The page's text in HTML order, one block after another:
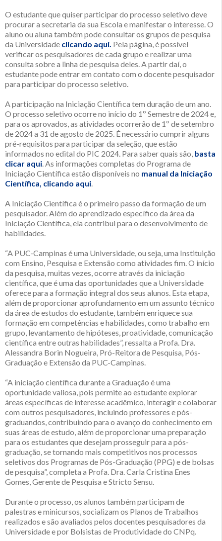
O estudante que quiser participar do processo seletivo deve
procurar a secretaria da sua Escola e manifestar o interesse. O
aluno ou aluna também pode consultar os grupos de pesquisa
da Universidade clicando aqui. Pela página, é possível
verificar os pesquisadores de cada grupo e realizar uma
consulta sobre a linha de pesquisa deles. A partir daí, o
estudante pode entrar em contato com o docente pesquisador
para participar do processo seletivo.
A participação na Iniciação Científica tem duração de um ano.
O processo seletivo ocorre no início do 1º Semestre de 2024 e,
para os aprovados, as atividades ocorrerão de 1º de setembro
de 2024 a 31 de agosto de 2025. É necessário cumprir alguns
pré-requisitos para participar da seleção, que estão
informados no edital do PIC 2024. Para saber quais são, basta
clicar aqui. As informações completas do Programa de
Iniciação Científica estão disponíveis no manual da Iniciação
Científica, clicando aqui.
A Iniciação Científica é o primeiro passo da formação de um
pesquisador. Além do aprendizado específico da área da
Iniciação Científica, ela contribui para o desenvolvimento de
habilidades.
“A PUC-Campinas é uma Universidade, ou seja, uma Instituição
com Ensino, Pesquisa e Extensão como atividades fim. O início
da pesquisa, muitas vezes, ocorre através da iniciação
científica, que é uma das oportunidades que a Universidade
oferece para a formação integral dos seus alunos. Esta etapa,
além de proporcionar aprofundamento em um assunto técnico
da área de estudos do estudante, também enriquece sua
formação em competências e habilidades, como trabalho em
grupo, levantamento de hipóteses, proatividade, comunicação
científica entre outras habilidades”, ressalta a Profa. Dra.
Alessandra Borin Nogueira, Pró-Reitora de Pesquisa, Pós-
Graduação e Extensão da PUC-Campinas.
“A iniciação científica durante a Graduação é uma
oportunidade valiosa, pois permite ao estudante explorar
áreas específicas de interesse acadêmico, interagir e colaborar
com outros pesquisadores, incluindo professores e pós-
graduandos, contribuindo para o avanço do conhecimento em
suas áreas de estudo, além de proporcionar uma preparação
para os estudantes que desejam prosseguir para a pós-
graduação, se tornando mais competitivos nos processos
seletivos dos Programas de Pós-Graduação (PPG) e de bolsas
de pesquisa”, completa a Profa. Dra. Carla Cristina Enes
Gomes, Gerente de Pesquisa e Stricto Sensu.
Durante o processo, os alunos também participam de
palestras e minicursos, socializam os Planos de Trabalhos
realizados e são avaliados pelos docentes pesquisadores da
Universidade e por Bolsistas de Produtividade do CNPq.